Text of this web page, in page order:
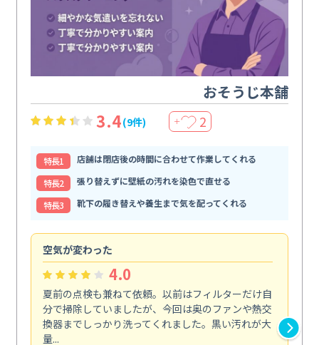
おそうじ本舗
3.4(9件) ＋ 2
特⻑1
店舗は閉店後の時間に合わせて作業してくれる
特⻑2
張り替えずに壁紙の汚れを染色で直せる
特⻑3
靴下の履き替えや養生まで気を配ってくれる
空気が変わった
4.0
夏前の点検も兼ねて依頼。以前はフィルターだけ自
分で掃除していましたが、今回は奥のファンや熱交
換器までしっかり洗ってくれました。黒い汚れが大
量...